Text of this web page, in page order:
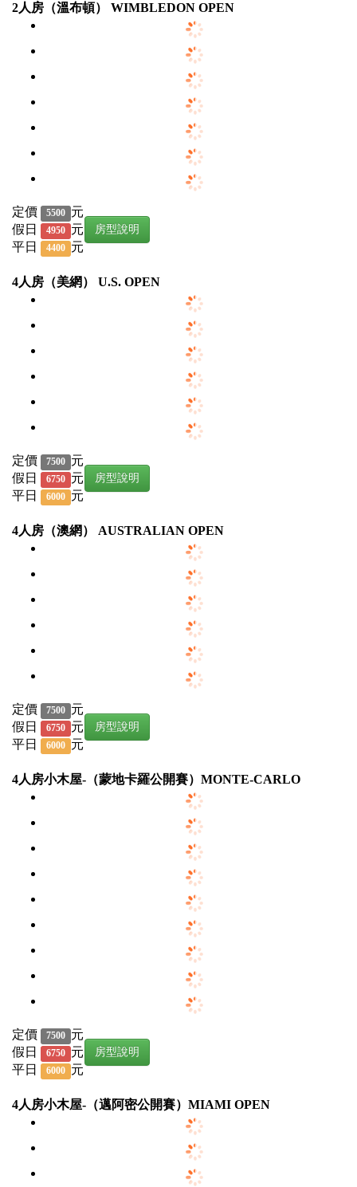
2人房（溫布頓） WIMBLEDON OPEN
定價 5500 元
假日
4950 元
平日
4400 元
房型說明
4人房（美網） U.S. OPEN
定價 7500 元
假日
6750 元
平日
6000 元
房型說明
4人房（澳網） AUSTRALIAN OPEN
定價 7500 元
假日
6750 元
平日
6000 元
房型說明
4人房小木屋-（蒙地卡羅公開賽）MONTE-CARLO
定價 7500 元
假日
6750 元
平日
6000 元
房型說明
4人房小木屋-（邁阿密公開賽）MIAMI OPEN